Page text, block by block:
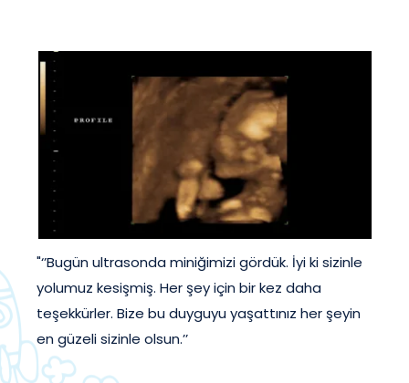
"‘’Bugün ultrasonda miniğimizi gördük. İyi ki sizinle
yolumuz kesişmiş. Her şey için bir kez daha
teşekkürler. Bize bu duyguyu yaşattınız her şeyin
en güzeli sizinle olsun.’’